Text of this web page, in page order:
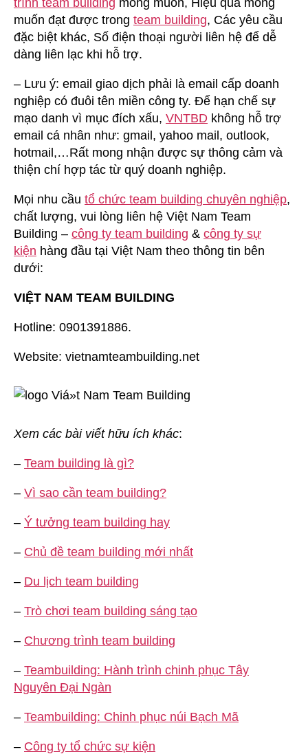
muốn đạt được trong team building, Các yêu cầu
đặc biệt khác, Số điện thoại người liên hệ để dễ
dàng liên lạc khi hỗ trợ.
– Lưu ý: email giao dịch phải là email cấp doanh
nghiệp có đuôi tên miền công ty. Để hạn chế sự
mạo danh vì mục đích xấu, VNTBD không hỗ trợ
email cá nhân như: gmail, yahoo mail, outlook,
hotmail,…Rất mong nhận được sự thông cảm và
thiện chí hợp tác từ quý doanh nghiệp.
Mọi nhu cầu tổ chức team building chuyên nghiệp,
chất lượng, vui lòng liên hệ Việt Nam Team
Building – công ty team building & công ty sự
kiện hàng đầu tại Việt Nam theo thông tin bên
dưới:
VIỆT NAM TEAM BUILDING
Hotline: 0901391886.
Website: vietnamteambuilding.net
Xem các bài viết hữu ích khác:
– Team building là gì?
– Vì sao cần team building?
– Ý tưởng team building hay
– Chủ đề team building mới nhất
– Du lịch team building
– Trò chơi team building sáng tạo
– Chương trình team building
– Teambuilding: Hành trình chinh phục Tây
Nguyên Đại Ngàn
– Teambuilding: Chinh phục núi Bạch Mã
– Công ty tổ chức sự kiện